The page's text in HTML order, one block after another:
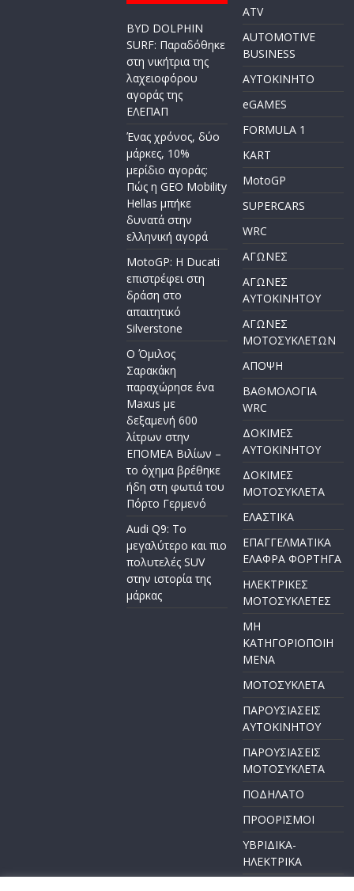
BYD DOLPHIN
SURF: Παραδόθηκε
στη νικήτρια της
λαχειοφόρου
αγοράς της
ΕΛΕΠΑΠ
Ένας χρόνος, δύο
μάρκες, 10%
μερίδιο αγοράς:
Πώς η GEO Mobility
Hellas μπήκε
δυνατά στην
ελληνική αγορά
MotoGP: Η Ducati
επιστρέφει στη
δράση στο
απαιτητικό
Silverstone
Ο Όμιλος
Σαρακάκη
παραχώρησε ένα
Maxus με
δεξαμενή 600
λίτρων στην
ΕΠΟΜΕΑ Βιλίων –
το όχημα βρέθηκε
ήδη στη φωτιά του
Πόρτο Γερμενό
Audi Q9: Το
μεγαλύτερο και πιο
πολυτελές SUV
στην ιστορία της
μάρκας
ATV
AUTOMOTIVE
BUSINESS
AYTOKINHTO
eGAMES
FORMULA 1
KART
MotoGP
SUPERCARS
WRC
ΑΓΩΝΕΣ
ΑΓΩΝΕΣ
AYTOKINHTOY
ΑΓΩΝΕΣ
ΜΟΤΟΣΥΚΛΕΤΩΝ
ΑΠΟΨΗ
ΒΑΘΜΟΛΟΓΙΑ
WRC
ΔΟΚΙΜΕΣ
ΑΥΤΟΚΙΝΗΤΟΥ
ΔΟΚΙΜΕΣ
ΜΟΤΟΣΥΚΛΕΤΑ
ΕΛΑΣΤΙΚΑ
ΕΠΑΓΓΕΛΜΑΤΙΚΑ
ΕΛΑΦΡΑ ΦΟΡΤΗΓΑ
ΗΛΕΚΤΡΙΚΕΣ
ΜΟΤΟΣΥΚΛΕΤΕΣ
ΜΗ
ΚΑΤΗΓΟΡΙΟΠΟΙΗ
ΜΕΝΑ
ΜΟΤΟΣΥΚΛΕΤΑ
ΠΑΡΟΥΣΙΑΣΕΙΣ
ΑΥΤΟΚΙΝΗΤΟΥ
ΠΑΡΟΥΣΙΑΣΕΙΣ
ΜΟΤΟΣΥΚΛΕΤΑ
ΠΟΔΗΛΑΤΟ
ΠΡΟΟΡΙΣΜΟΙ
ΥΒΡΙΔΙΚΑ-
ΗΛΕΚΤΡΙΚΑ